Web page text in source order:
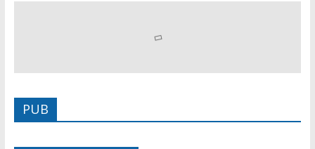
PUB